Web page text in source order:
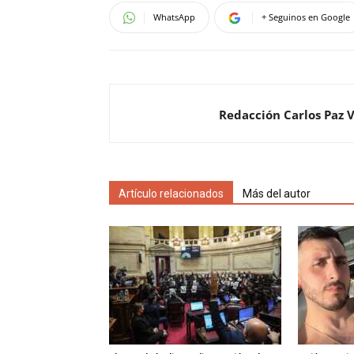
WhatsApp + Seguinos en Google
Redacción Carlos Paz
Artículo relacionados Más del autor